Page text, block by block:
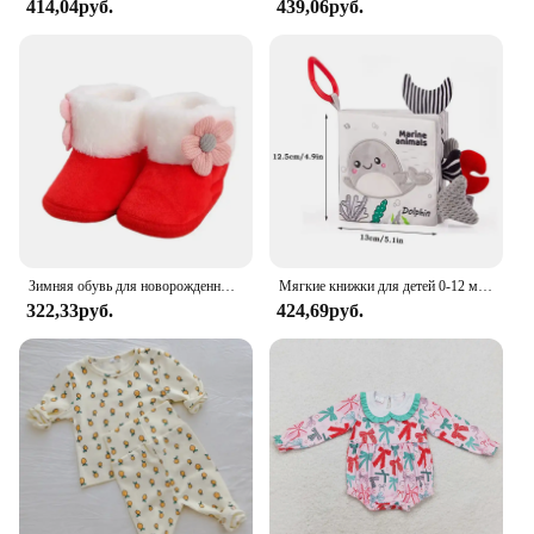
this set is versatile enough to suit any scenario. The
T-shirt and dress can be mixed and matched with
other pieces in your child's wardrobe, offering
endless possibilities for outfit creativity. The
durable fabric resists wear and tear, making it a
practical choice for busy toddlers who are always
on the move. The set's design is not only visually
appealing but also practical, ensuring that your
**For the Modern Toddler**
Our Toddler Girls T Shirt and Dress Set is designed
with the modern toddler in mind. The set's bow
accent adds a touch of elegance, making it suitable
for special occasions such as birthdays, family
gatherings, or holiday celebrations. The set's
availability in sizes from 2T to 4T ensures that it
will fit your growing child comfortably, providing a
snug and secure fit. The set's wholesale and vendor
414,04руб. 439,06руб.
Зимняя обувь для новорожденных мальчиков на мягкой подошве, осенняя детская обувь для девочек 1-го года, теплые зимние сапоги на меху для малышей, носки для детей 0–18 месяцев, обувь
322,33руб.
Мягкие книжки для детей 0-12 месяцев, тканевая книга с 3D прикосновением, с высокой контрастностью, для сенсорного раннего обучения, для коляски, игрушки для младенцев
424,69руб.